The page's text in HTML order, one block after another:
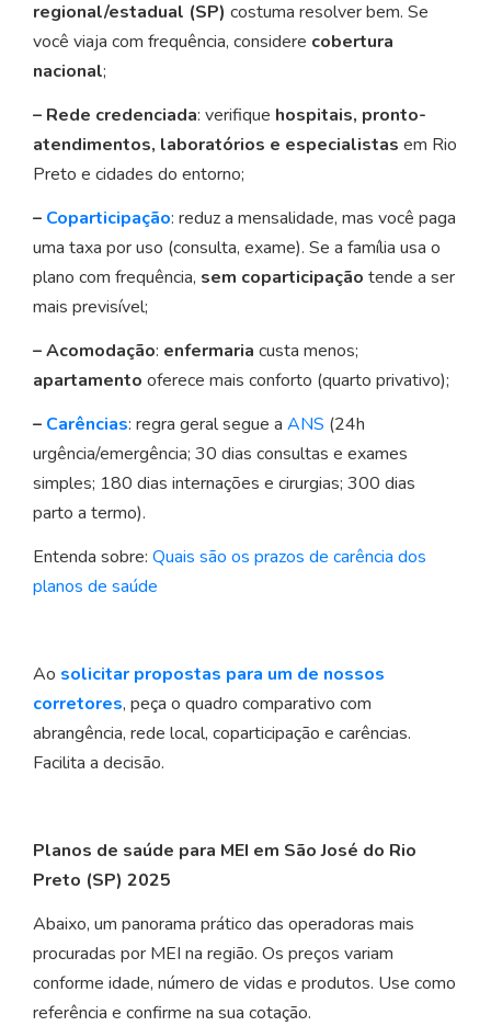
regional/estadual (SP) costuma resolver bem. Se
você viaja com frequência, considere cobertura
nacional;
– Rede credenciada: verifique hospitais, pronto-
atendimentos, laboratórios e especialistas em Rio
Preto e cidades do entorno;
– Coparticipação: reduz a mensalidade, mas você paga
uma taxa por uso (consulta, exame). Se a família usa o
plano com frequência, sem coparticipação tende a ser
mais previsível;
– Acomodação: enfermaria custa menos;
apartamento oferece mais conforto (quarto privativo);
– Carências: regra geral segue a ANS (24h
urgência/emergência; 30 dias consultas e exames
simples; 180 dias internações e cirurgias; 300 dias
parto a termo).
Entenda sobre: Quais são os prazos de carência dos
planos de saúde
Ao solicitar propostas para um de nossos
corretores, peça o quadro comparativo com
abrangência, rede local, coparticipação e carências.
Facilita a decisão.
Planos de saúde para MEI em São José do Rio
Preto (SP) 2025
Abaixo, um panorama prático das operadoras mais
procuradas por MEI na região. Os preços variam
conforme idade, número de vidas e produtos. Use como
referência e confirme na sua cotação.